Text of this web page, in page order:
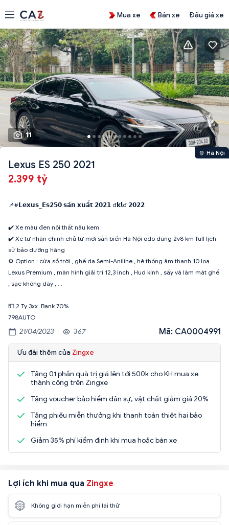
Mua xe Bán xe Đấu giá xe
11
Hà Nội
Lexus ES 250 2021
2.399 tỷ
📌#𝗟𝗲𝘅𝘂𝘀_𝗘𝘀𝟮𝟱𝟬 𝘀𝗮̉𝗻 𝘅𝘂𝗮̂́𝘁 𝟮𝟬𝟮𝟭 đ𝗸𝗹đ 𝟮𝟬𝟮𝟮
✔️ Xe màu đen nội thất nâu kem
✔️ Xe tư nhân chính chủ từ mới sẵn biển Hà Nội odo đúng 2v8 km full lịch
sử bảo dưỡng hãng
⚙️ Option : cửa sổ trời , ghế da Semi-Aniline , hệ thống âm thanh 10 loa
Lexus Premium , màn hình giải trí 12,3 inch , Hud kính , sấy và làm mát ghế
, sạc không dây , …
💵 2 Ty 3xx. Bank 70%
798AUTO
21/04/2023 367 Mã: CA0004991
Ưu đãi thêm của Zingxe
Tặng 01 phần quà trị giá lên tới 500k cho KH mua xe
thành công trên Zingxe
Tặng voucher bảo hiểm dân sự, vật chất giảm giá 20%
Tặng phiếu miễn thưởng khi thanh toán thiệt hại bảo
hiểm
Giảm 35% phí kiểm định khi mua hoặc bán xe
Lợi ích khi mua qua Zingxe
Không giới hạn miễn phí lái thử